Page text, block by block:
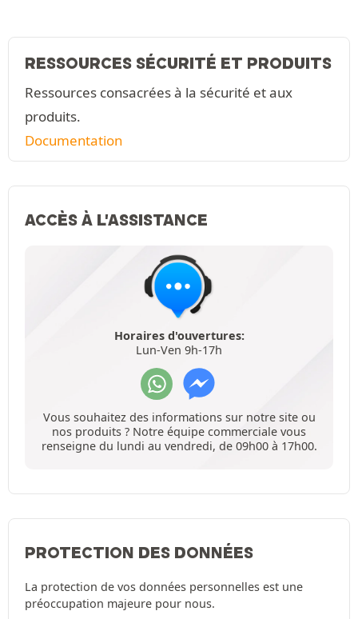
RESSOURCES SÉCURITÉ ET PRODUITS
Ressources consacrées à la sécurité et aux
produits.
Documentation
ACCÈS À L'ASSISTANCE
Horaires d'ouvertures:
Lun-Ven 9h-17h
Vous souhaitez des informations sur notre site ou
nos produits ? Notre équipe commerciale vous
renseigne du lundi au vendredi, de 09h00 à 17h00.
PROTECTION DES DONNÉES
La protection de vos données personnelles est une
préoccupation majeure pour nous.